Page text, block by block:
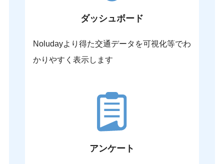
ダッシュボード
Noludayより得た交通データを可視化等でわ
かりやすく表示します
アンケート